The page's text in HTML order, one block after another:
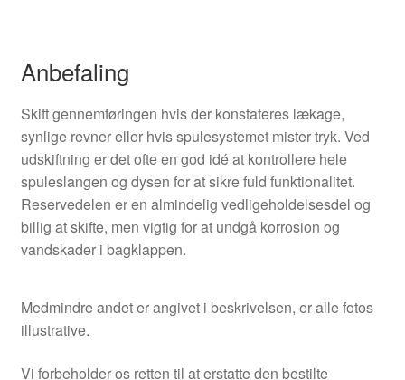
Anbefaling
Skift gennemføringen hvis der konstateres lækage,
synlige revner eller hvis spulesystemet mister tryk. Ved
udskiftning er det ofte en god idé at kontrollere hele
spuleslangen og dysen for at sikre fuld funktionalitet.
Reservedelen er en almindelig vedligeholdelsesdel og
billig at skifte, men vigtig for at undgå korrosion og
vandskader i bagklappen.
Medmindre andet er angivet i beskrivelsen, er alle fotos
illustrative.
Vi forbeholder os retten til at erstatte den bestilte